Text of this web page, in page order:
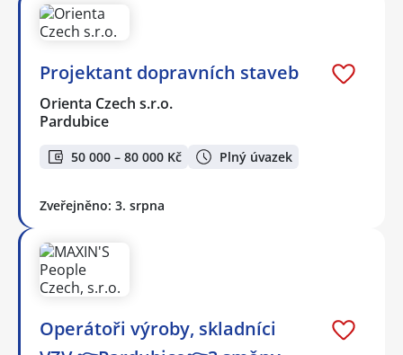
Projektant dopravních staveb
Orienta Czech s.r.o.
Pardubice
50 000 – 80 000 Kč Plný úvazek
Zveřejněno: 3. srpna
Operátoři výroby, skladníci